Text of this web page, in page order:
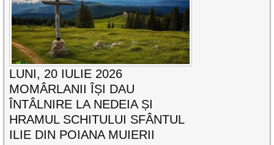
LUNI, 20 IULIE 2026
MOMÂRLANII ÎȘI DAU
ÎNTÂLNIRE LA NEDEIA ȘI
HRAMUL SCHITULUI SFÂNTUL
ILIE DIN POIANA MUIERII